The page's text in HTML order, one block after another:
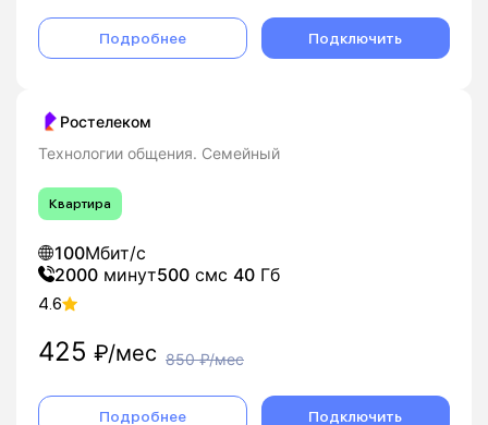
Подробнее Подключить
Ростелеком
Технологии общения. Семейный
Квартира
100Мбит/с
2000 минут500 смс 40 Гб
4.6
425 ₽/мес 850₽/мес
Подробнее Подключить